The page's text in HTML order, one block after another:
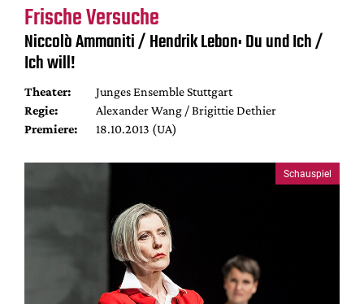
Frische Versuche
Niccolò Ammaniti / Hendrik Lebon: Du und Ich /
Ich will!
Theater:
Junges Ensemble Stuttgart
Regie:
Alexander Wang / Brigittie Dethier
Premiere:
18.10.2013 (UA)
Schauspiel